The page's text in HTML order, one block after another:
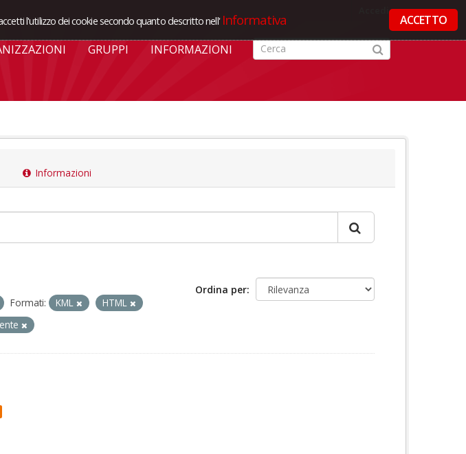
l'utilizzo dei cookie secondo quanto descritto nell' Informativa ACCETTO
GRUPPI INFORMAZIONI
Informazioni
Ordina per
Formati: KML
HTML